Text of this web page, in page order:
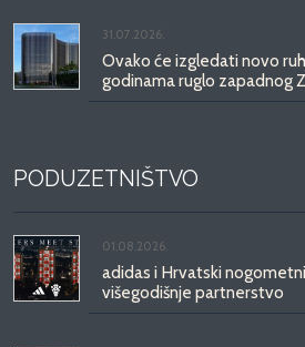
31.07.2026.
Ovako će izgledati novo
godinama ruglo zapadnog
PODUZETNIŠTVO
01.08.2026.
adidas i Hrvatski
višegodišnje partnerstvo